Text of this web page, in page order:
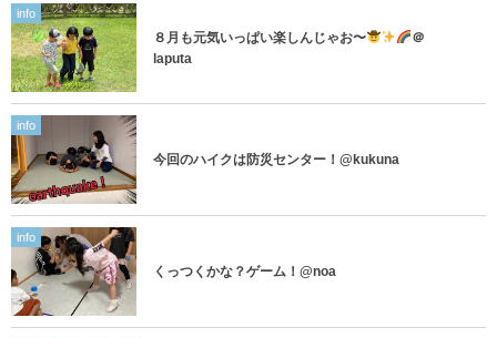
info
８月も元気いっぱい楽しんじゃお〜
＠
laputa
info
今回のハイクは防災センター！@kukuna
info
くっつくかな？ゲーム！@noa